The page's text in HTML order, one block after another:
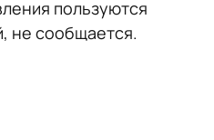
пользуются
не сообщается.